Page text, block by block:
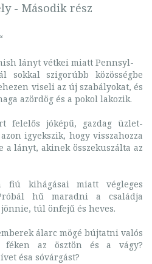
- Második rész
lányt vétkei miatt Pennsyl-
sokkal szigorúbb közösségbe
viseli az új szabályokat, és
azördög és a pokol lakozik.
felelős jóképű, gazdag üzlet-
igyekszik, hogy visszahozza
a lányt, akinek összekuszálta az
fiú kihágásai miatt végleges
hű maradni a családja
túl önfejű és heves.
álarc mögé bújtatni valós
féken az ösztön és a vágy?
ésa sóvárgást?